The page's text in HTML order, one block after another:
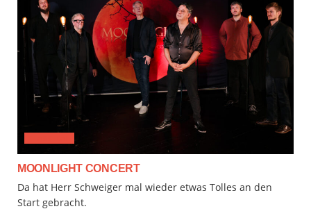
MOONLIGHT CONCERT
Da hat Herr Schweiger mal wieder etwas Tolles an den
Start gebracht.